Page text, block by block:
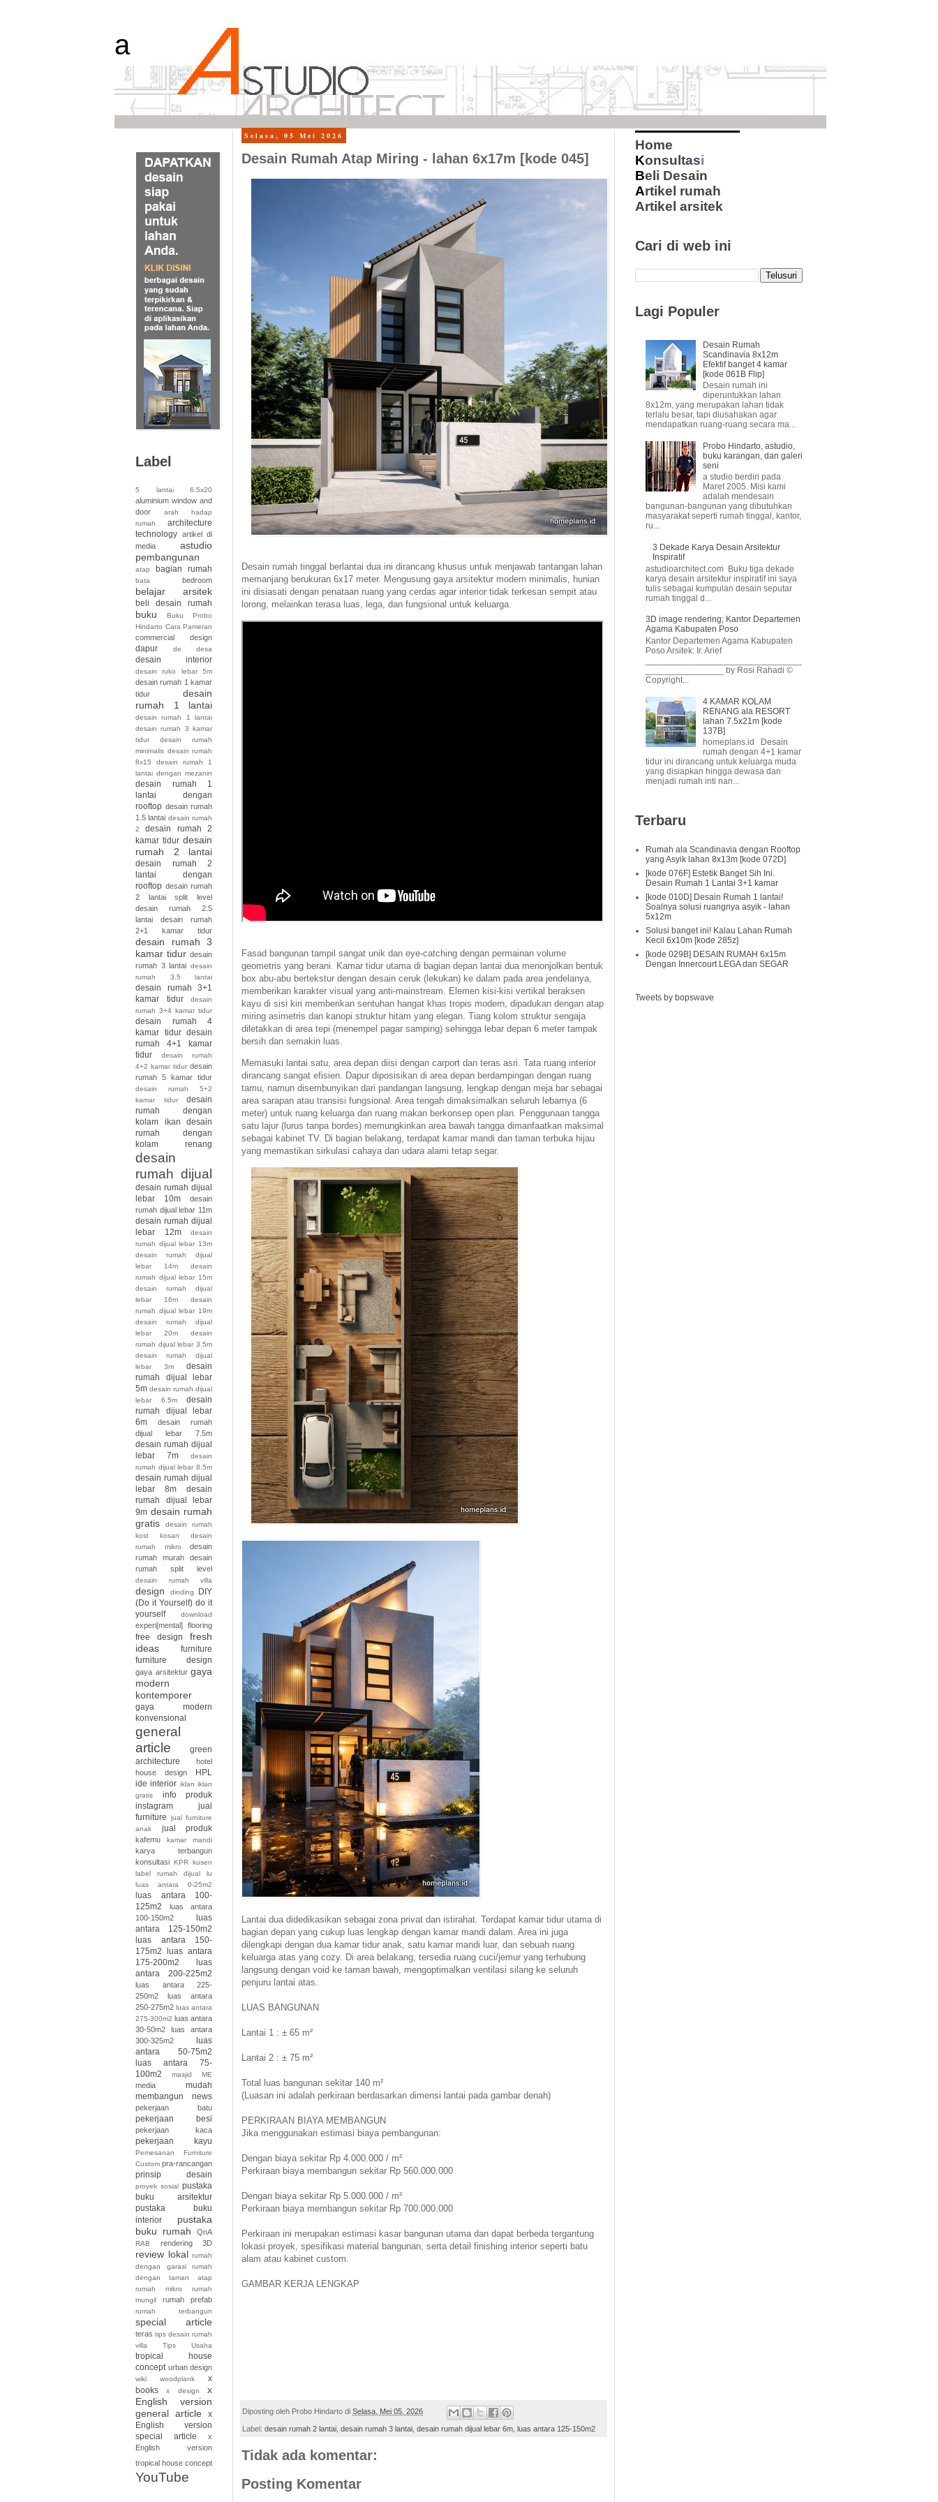
a
Selasa, 05 Mei 2026
Desain Rumah Atap Miring - lahan 6x17m [kode 045]
Desain rumah tinggal berlantai dua ini dirancang khusus untuk menjawab tantangan lahan
memanjang berukuran 6x17 meter. Mengusung gaya arsitektur modern minimalis, hunian
ini disiasati dengan penataan ruang yang cerdas agar interior tidak terkesan sempit atau
lorong, melainkan terasa luas, lega, dan fungsional untuk keluarga.
Fasad bangunan tampil sangat unik dan eye-catching dengan permainan volume
geometris yang berani. Kamar tidur utama di bagian depan lantai dua menonjolkan bentuk
box abu-abu bertekstur dengan desain ceruk (lekukan) ke dalam pada area jendelanya,
memberikan karakter visual yang anti-mainstream. Elemen kisi-kisi vertikal beraksen
kayu di sisi kiri memberikan sentuhan hangat khas tropis modern, dipadukan dengan atap
miring asimetris dan kanopi struktur hitam yang elegan. Tiang kolom struktur sengaja
diletakkan di area tepi (menempel pagar samping) sehingga lebar depan 6 meter tampak
bersih dan semakin luas.
Memasuki lantai satu, area depan diisi dengan carport dan teras asri. Tata ruang interior
dirancang sangat efisien. Dapur diposisikan di area depan berdampingan dengan ruang
tamu, namun disembunyikan dari pandangan langsung, lengkap dengan meja bar sebagai
area sarapan atau transisi fungsional. Area tengah dimaksimalkan seluruh lebarnya (6
meter) untuk ruang keluarga dan ruang makan berkonsep open plan. Penggunaan tangga
satu lajur (lurus tanpa bordes) memungkinkan area bawah tangga dimanfaatkan maksimal
sebagai kabinet TV. Di bagian belakang, terdapat kamar mandi dan taman terbuka hijau
yang memastikan sirkulasi cahaya dan udara alami tetap segar.
Lantai dua didedikasikan sebagai zona privat dan istirahat. Terdapat kamar tidur utama di
bagian depan yang cukup luas lengkap dengan kamar mandi dalam. Area ini juga
dilengkapi dengan dua kamar tidur anak, satu kamar mandi luar, dan sebuah ruang
keluarga atas yang cozy. Di area belakang, tersedia ruang cuci/jemur yang terhubung
langsung dengan void ke taman bawah, mengoptimalkan ventilasi silang ke seluruh
penjuru lantai atas.
LUAS BANGUNAN
Lantai 1 : ± 65 m²
Lantai 2 : ± 75 m²
Total luas bangunan sekitar 140 m²
(Luasan ini adalah perkiraan berdasarkan dimensi lantai pada gambar denah)
PERKIRAAN BIAYA MEMBANGUN
Jika menggunakan estimasi biaya pembangunan:
Dengan biaya sekitar Rp 4.000.000 / m²
Perkiraan biaya membangun sekitar Rp 560.000.000
Dengan biaya sekitar Rp 5.000.000 / m²
Perkiraan biaya membangun sekitar Rp 700.000.000
Perkiraan ini merupakan estimasi kasar bangunan utama dan dapat berbeda tergantung
lokasi proyek, spesifikasi material bangunan, serta detail finishing interior seperti batu
alam atau kabinet custom.
GAMBAR KERJA LENGKAP
Diposting oleh Probo Hindarto di Selasa, Mei 05, 2026
Label: desain rumah 2 lantai desain rumah 3 lantai desain rumah dijual lebar 6m luas antara 125-150m2
Tidak ada komentar:
Posting Komentar
Label
5 lantai 6.5x20
aluminium window and
door
arah hadap
rumah
architecture
technology artikel di
media
astudio
pembangunan
atap bagian rumah
bata bedroom
belajar arsitek
beli desain rumah
buku
Buku Probo
Hindarto Cara Pameran
commercial design
dapur de desa
desain interior
desain ruko lebar 5m
desain rumah 1 kamar
tidur
desain
rumah 1 lantai
desain rumah 1 lantai
desain rumah 3 kamar
tidur desain rumah
minimalis desain rumah
8x15
desain rumah 1
lantai dengan mezanin
desain rumah 1
lantai dengan
rooftop desain rumah
1.5 lantai desain rumah
2
desain rumah 2
kamar tidur desain
rumah 2 lantai
desain rumah 2
lantai dengan
rooftop desain rumah
2 lantai split level
desain rumah 2.5
lantai
desain rumah
2+1 kamar tidur
desain rumah 3
kamar tidur desain
rumah 3 lantai desain
rumah 3.5 lantai
desain rumah 3+1
kamar tidur
desain
rumah 3+4 kamar tidur
desain rumah 4
kamar tidur desain
rumah 4+1 kamar
tidur
desain rumah
4+2 kamar tidur desain
rumah 5 kamar tidur
desain rumah 5+2
kamar tidur
desain
rumah dengan
kolam ikan
desain
rumah dengan
kolam renang
desain
rumah dijual
desain rumah dijual
lebar 10m
desain
rumah dijual lebar 11m
desain rumah dijual
lebar 12m
desain
rumah dijual lebar 13m
desain rumah dijual
lebar 14m
desain
rumah dijual lebar 15m
desain rumah dijual
lebar 16m
desain
rumah dijual lebar 19m
desain rumah dijual
lebar 20m
desain
rumah dijual lebar 3.5m
desain rumah dijual
lebar 3m
desain
rumah dijual lebar
5m desain rumah dijual
lebar 6.5m
desain
rumah dijual lebar
6m
desain rumah
dijual lebar 7.5m
desain rumah dijual
lebar 7m
desain
rumah dijual lebar 8.5m
desain rumah dijual
lebar 8m
desain
rumah dijual lebar
9m desain rumah
gratis
desain rumah
kost kosan
desain
rumah mikro
desain
rumah murah
desain
rumah split level
desain rumah villa
design dinding
DIY
(Do it Yourself) do it
yourself
download
experi[mental] flooring
free design
fresh
ideas
furniture
furniture design
gaya arsitektur gaya
modern
kontemporer
gaya modern
konvensional
general
article
green
architecture
hotel
house design
HPL
ide interior iklan iklan
gratis
info produk
instagram
jual
furniture
jual furniture
anak
jual produk
kafemu kamar mandi
karya terbangun
konsultasi KPR kusen
label rumah dijual
lu
luas antara 0-25m2
luas antara 100-
125m2
luas antara
100-150m2
luas
antara 125-150m2
luas antara 150-
175m2
luas antara
175-200m2
luas
antara 200-225m2
luas antara 225-
250m2
luas antara
250-275m2 luas antara
275-300m2 luas antara
30-50m2
luas antara
300-325m2
luas
antara 50-75m2
luas antara 75-
100m2
masjid ME
media
mudah
membangun
news
pekerjaan batu
pekerjaan besi
pekerjaan kaca
pekerjaan kayu
Pemesanan Furniture
Custom pra-rancangan
prinsip desain
proyek sosial pustaka
buku arsitektur
pustaka buku
interior
pustaka
buku rumah
QnA
RAB rendering 3D
review lokal rumah
dengan garasi
rumah
dengan taman atap
rumah mikro
rumah
mungil
rumah prefab
rumah terbangun
special article
teras tips desain rumah
villa
Tips Usaha
tropical house
concept urban design
wiki woodplank
x
books
x design
x
English version
general article
x
English version
special article
x
English version
tropical house concept
YouTube
Home
Konsultasi
Beli Desain
Artikel rumah
Artikel arsitek
Cari di web ini
Lagi Populer
Desain Rumah
Scandinavia 8x12m
Efektif banget 4 kamar
[kode 061B Flip]
Desain rumah ini
diperuntukkan lahan
8x12m, yang merupakan lahan tidak
terlalu besar, tapi diusahakan agar
mendapatkan ruang-ruang secara ma...
Probo Hindarto, astudio,
buku karangan, dan galeri
seni
a studio berdiri pada
Maret 2005. Misi kami
adalah mendesain
bangunan-bangunan yang dibutuhkan
masyarakat seperti rumah tinggal, kantor,
ru...
3 Dekade Karya Desain Arsitektur
Inspiratif
astudioarchitect.com Buku tiga dekade
karya desain arsitektur inspiratif ini saya
tulis sebagai kumpulan desain seputar
rumah tinggal d...
3D image rendering; Kantor Departemen
Agama Kabupaten Poso
Kantor Departemen Agama Kabupaten
Poso Arsitek: Ir. Arief
________________ by Rosi Rahadi ©
Copyright...
4 KAMAR KOLAM
RENANG ala RESORT
lahan 7.5x21m [kode
137B]
homeplans.id Desain
rumah dengan 4+1 kamar
tidur ini dirancang untuk keluarga muda
yang disiapkan hingga dewasa dan
menjadi rumah inti nan...
Terbaru
Rumah ala Scandinavia dengan Rooftop
yang Asyik lahan 8x13m [kode 072D]
[kode 076F] Estetik Banget Sih Ini.
Desain Rumah 1 Lantai 3+1 kamar
[kode 010D] Desain Rumah 1 lantai!
Soalnya solusi ruangnya asyik - lahan
5x12m
Solusi banget ini! Kalau Lahan Rumah
Kecil 6x10m [kode 285z]
[kode 029B] DESAIN RUMAH 6x15m
Dengan Innercourt LEGA dan SEGAR
Tweets by bopswave